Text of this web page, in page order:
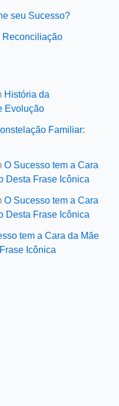
seu Sucesso?
Reconciliação
História da
Evolução
Familiar:
O Sucesso tem a Cara
Desta Frase Icônica
O Sucesso tem a Cara
Desta Frase Icônica
tem a Cara da Mãe
Icônica